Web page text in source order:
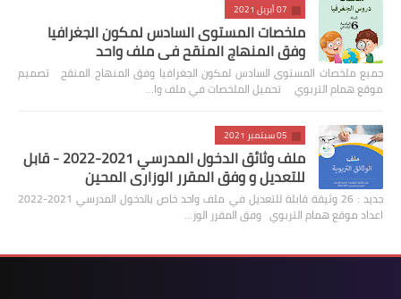
07 أبريل 2021
ملخصات المستوى السادس لمكون الجغرافيا
وفق المنهاج المنقح في ملف واحد
جميع ملخصات المستوى السادس لمكون الجغرافيا وفق المنهاج المنقح تصميم
موقع همام التربوي تحميل الملخصات في ملف وا…
05 سبتمبر 2021
ملف وثائق الدخول المدرسي 2021-2022 - قابل
للتعديل و وفق المقرر الوزاري المحين
جديد : 26 وثيقة قابلة للتعديل في ملف واحد خاص بالدخول المدرسي 2021-2022
اعداد موقع همام التربوي وفق المقرر الوز…